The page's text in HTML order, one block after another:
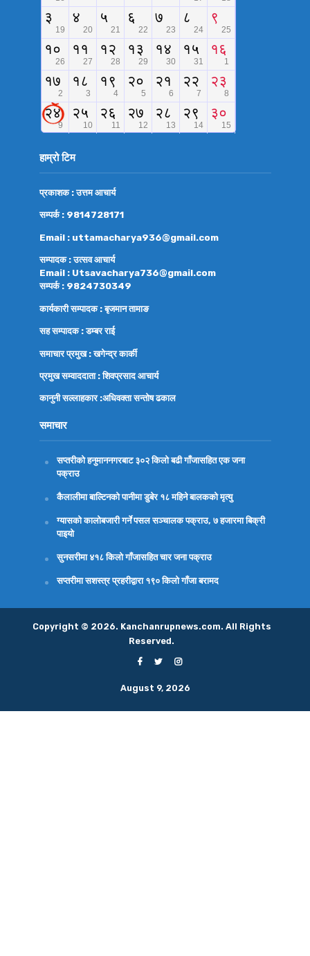
हाम्रो टिम
प्रकाशक : उत्तम आचार्य
सम्पर्क : 9814728171
Email : uttamacharya936@gmail.com
सम्पादक : उत्सव आचार्य
Email : Utsavacharya736@gmail.com
सम्पर्क : 9824730349
कार्यकारी सम्पादक : बृजमान तामाङ
सह सम्पादक : डम्बर राई
समाचार प्रमुख : खगेन्द्र कार्की
प्रमुख सम्वाददाता : शिवप्रसाद आचार्य
कानुनी सल्लाहकार :अधिवक्तासन्तोष ढकाल
समाचार
सप्तरीको हनुमाननगरबाट ३०२ किलो बढी गाँजासहित एक जना
पक्राउ
कैलालीमा बाल्टिनको पानीमा डुबेर १८ महिने बालकको मृत्यु
ग्यासको कालोबजारी गर्ने पसल सञ्चालक पक्राउ, ७ हजारमा बिक्री
पाइयो
सुनसरीमा ४१८ किलो गाँजासहित चार जना पक्राउ
सप्तरीमा सशस्त्र प्रहरीद्वारा १९० किलो गाँजा बरामद
Copyright © 2026. Kanchanrupnews.com. All Rights
Reserved.
August 9, 2026